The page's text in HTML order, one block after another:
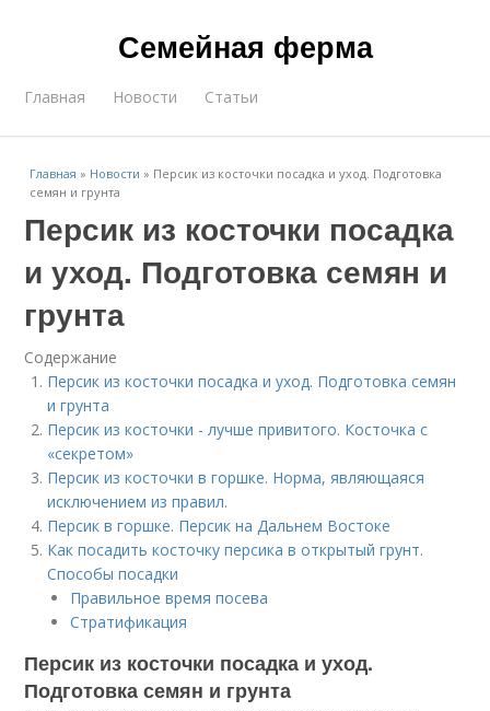
Семейная ферма
Главная Новости Статьи
Главная » Новости » Персик из косточки посадка и уход. Подготовка
семян и грунта
Персик из косточки посадка
и уход. Подготовка семян и
грунта
Содержание
Персик из косточки посадка и уход. Подготовка семян
и грунта
Персик из косточки - лучше привитого. Косточка с
«секретом»
Персик из косточки в горшке. Норма, являющаяся
исключением из правил.
Персик в горшке. Персик на Дальнем Востоке
Как посадить косточку персика в открытый грунт.
Способы посадки
Правильное время посева
Стратификация
Персик из косточки посадка и уход.
Подготовка семян и грунта